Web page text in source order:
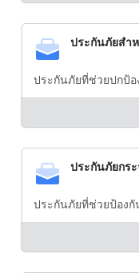
ประกันภัยสำ
ประกันภัยที่ช่วยปกป้อ
ประกันภัยกร
ประกันภัยที่ช่วยป้องกั